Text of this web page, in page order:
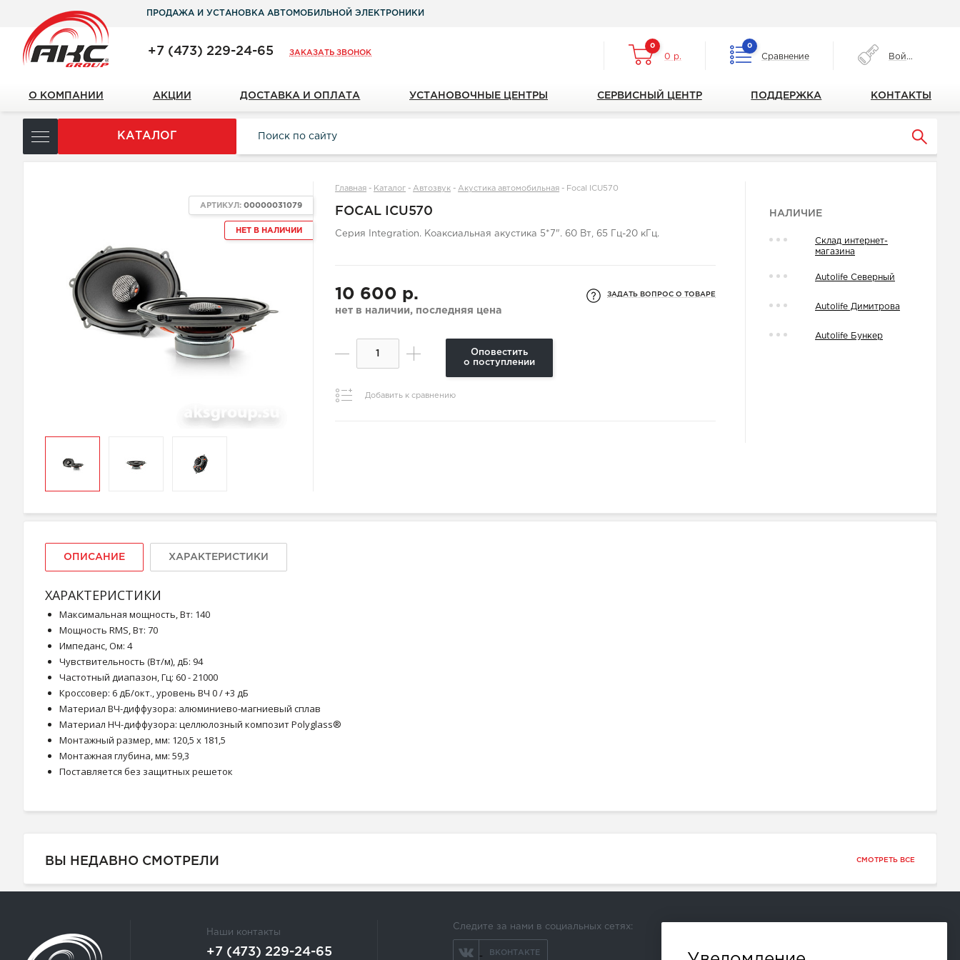
ПРОДАЖА И УСТАНОВКА АВТОМОБИЛЬНОЙ ЭЛЕКТРОНИКИ
+7 (473) 229-24-65 ЗАКАЗАТЬ ЗВОНОК
0
0 р.
0
Сравнение Войти
О КОМПАНИИ АКЦИИ ДОСТАВКА И ОПЛАТА УСТАНОВОЧНЫЕ ЦЕНТРЫ СЕРВИСНЫЙ ЦЕНТР ПОДДЕРЖКА КОНТАКТЫ
КАТАЛОГ
НЕТ В НАЛИЧИИ
АРТИКУЛ:00000031079
Главная - Каталог -Автозвук -Акустика автомобильная - Focal ICU570
FOCAL ICU570
Серия Integration. Коаксиальная акустика 5*7". 60 Вт, 65 Гц-20 кГц.
10 600 р.
нет в наличии, последняя цена
ЗАДАТЬ ВОПРОС О ТОВАРЕ
Оповестить
о поступлении
Добавить к сравнению
НАЛИЧИЕ
Склад интернет-
магазина
Autolife Северный
Autolife Димитрова
Autolife Бункер
ОПИСАНИЕ ХАРАКТЕРИСТИКИ
ХАРАКТЕРИСТИКИ
Максимальная мощность, Вт: 140
Мощность RMS, Вт: 70
Импеданс, Ом: 4
Чувствительность (Вт/м), дБ: 94
Частотный диапазон, Гц: 60 - 21000
Кроссовер: 6 дБ/окт., уровень ВЧ 0 / +3 дБ
Материал ВЧ-диффузора: алюминиево-магниевый сплав
Материал НЧ-диффузора: целлюлозный композит Polyglass®
Монтажный размер, мм: 120,5 x 181,5
Монтажная глубина, мм: 59,3
Поставляется без защитных решеток
ВЫ НЕДАВНО СМОТРЕЛИ СМОТРЕТЬ ВСЕ
Наши контакты
+7 (473) 229-24-65
Следите за нами в социальных сетях:
ВКОНТАКТЕ